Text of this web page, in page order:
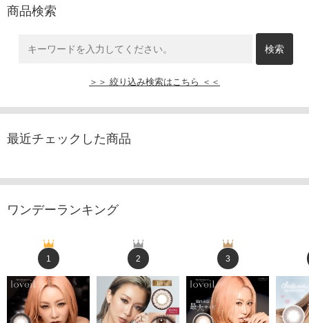
商品検索
＞＞ 絞り込み検索はこちら ＜＜
最近チェックした商品
ワンデーランキング
1 2 3